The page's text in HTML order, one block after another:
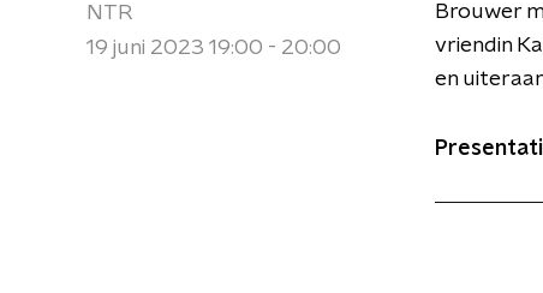
NTR
19 juni 2023 19:00 - 20:00
Brouwer
vriendin
en